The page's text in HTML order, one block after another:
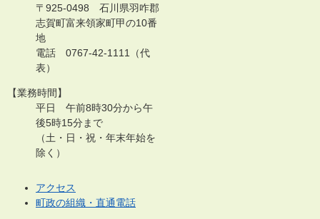
〒925-0498 石川県羽咋郡
志賀町富来領家町甲の10番
地
電話 0767-42-1111（代
表）
【業務時間】
平日 午前8時30分から午
後5時15分まで
（土・日・祝・年末年始を
除く）
アクセス
町政の組織・直通電話